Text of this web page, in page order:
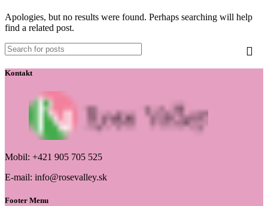
Apologies, but no results were found. Perhaps searching will help
find a related post.
Kontakt
Mobil: +421 905 705 525
E-mail: info@rosevalley.sk
Footer Menu